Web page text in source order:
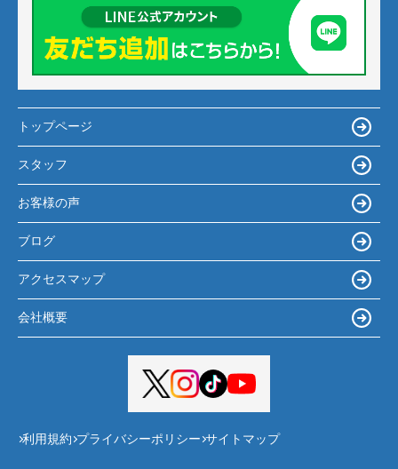
トップページ
スタッフ
お客様の声
ブログ
アクセスマップ
会社概要
利用規約 プライバシーポリシー サイトマップ